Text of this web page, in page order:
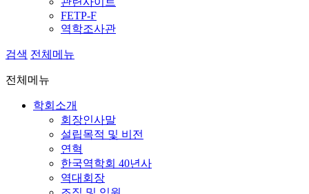
FETP-F
역학조사관
검색 전체메뉴
전체메뉴
학회소개
회장인사말
설립목적 및 비전
연혁
한국역학회 40년사
역대회장